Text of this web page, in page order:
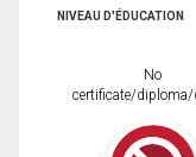
NIVEAU D'ÉDUCATION
No
certificate/diploma/